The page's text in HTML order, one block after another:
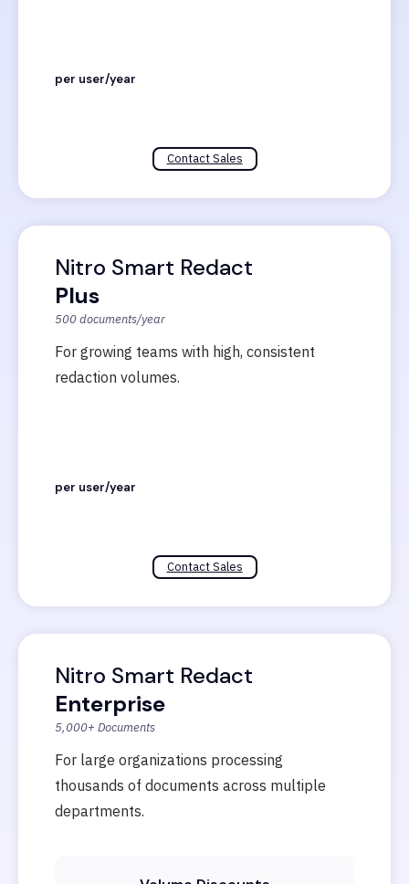
per user/year
Contact Sales
Nitro Smart Redact
Plus
500 documents/year
For growing teams with high, consistent
redaction volumes.
per user/year
Contact Sales
Nitro Smart Redact
Enterprise
5,000+ Documents
For large organizations processing
thousands of documents across multiple
departments.